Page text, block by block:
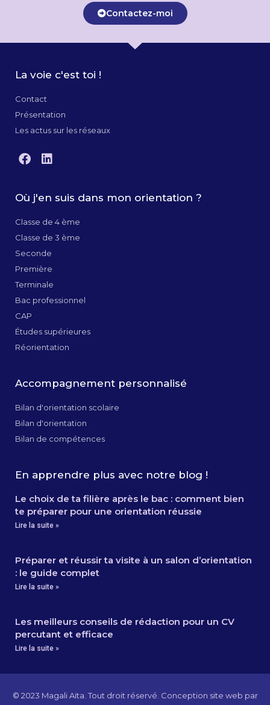
Contactez-moi
La voie c'est toi !
Contact
Présentation
Les actus sur les réseaux
Où j'en suis dans mon orientation ?
Classe de 4 ème
Classe de 3 ème
Seconde
Première
Terminale
Bac professionnel
CAP
Études supérieures
Réorientation
Accompagnement personnalisé
Bilan d'orientation scolaire
Bilan d'orientation
Bilan de compétences
En apprendre plus avec notre blog !
Le choix de ta filière après le bac : comment bien
te préparer pour une orientation réussie
Lire la suite »
Préparer et réussir ta visite à un salon d’orientation
: le guide complet
Lire la suite »
Les meilleurs conseils de rédaction pour un CV
percutant et efficace
Lire la suite »
© 2023 Magali Aïta. Tout droit réservé. Conception site web par